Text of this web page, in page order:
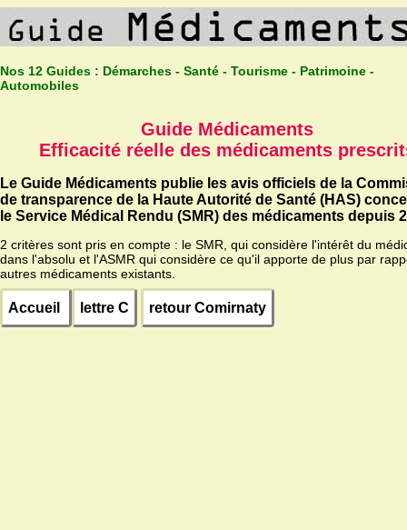
Nos 12 Guides : Démarches - Santé - Tourisme - Patrimoine -
Automobiles
Guide Médicaments
Efficacité réelle des médicaments
Le Guide Médicaments publie les avis officiels de la
de transparence de la Haute Autorité de Santé (HAS)
le Service Médical Rendu (SMR) des médicaments depuis
2 critères sont pris en compte : le SMR, qui considère l'intérêt du
dans l'absolu et l'ASMR qui considère ce qu'il apporte de plus par
autres médicaments existants.
Accueil lettre C retour Comirnaty